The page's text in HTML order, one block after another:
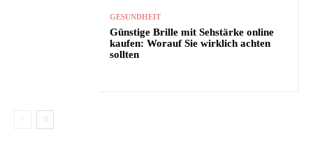
GESUNDHEIT
Günstige Brille mit Sehstärke online
kaufen: Worauf Sie wirklich achten
sollten